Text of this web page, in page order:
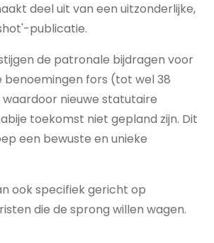
deel uit van een uitzonderlijke,
publicatie.
de patronale bijdragen voor
benoemingen fors (tot wel 38
nieuwe statutaire
toekomst niet gepland zijn. Dit
een bewuste en unieke
ook specifiek gericht op
die de sprong willen wagen.